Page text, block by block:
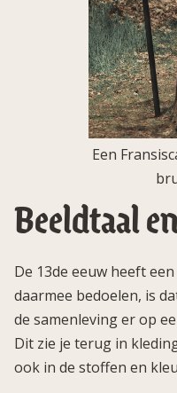
Een
Beeldtaal
De 13de eeuw heeft een
daarmee bedoelen, is
de samenleving er op
Dit zie je terug in
ook in de stoffen en